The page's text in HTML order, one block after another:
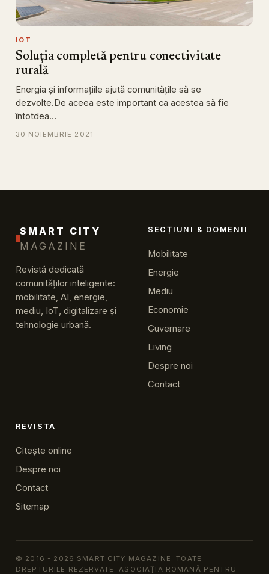
IOT
Soluția completă pentru conectivitate
rurală
Energia și informațiile ajută comunitățile să se
dezvolte.De aceea este important ca acestea să fie
întotdea…
30 NOIEMBRIE 2021
SMART CITY
MAGAZINE
Revistă dedicată
comunităților inteligente:
mobilitate, AI, energie,
mediu, IoT, digitalizare și
tehnologie urbană.
SECȚIUNI & DOMENII
Mobilitate
Energie
Mediu
Economie
Guvernare
Living
Despre noi
Contact
REVISTA
Citește online
Despre noi
Contact
Sitemap
© 2016 - 2026 SMART CITY MAGAZINE. TOATE
DREPTURILE REZERVATE. ASOCIAȚIA ROMÂNĂ PENTRU